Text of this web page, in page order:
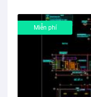
Miễn phí